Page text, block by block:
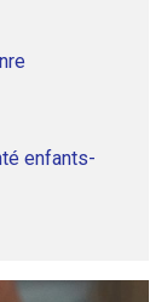
enfants-